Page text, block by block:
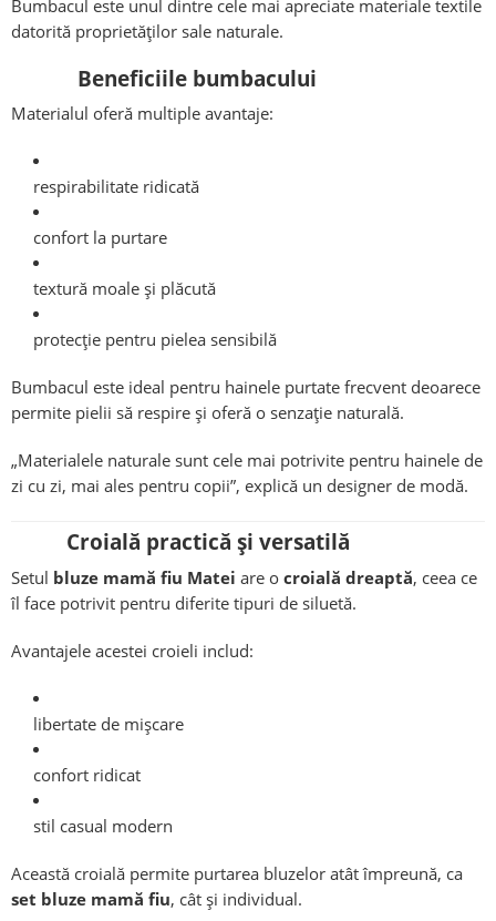
Bumbacul este unul dintre cele mai apreciate materiale textile
datorită proprietăților sale naturale.
Beneficiile bumbacului
Materialul oferă multiple avantaje:
respirabilitate ridicată
confort la purtare
textură moale și plăcută
protecție pentru pielea sensibilă
Bumbacul este ideal pentru hainele purtate frecvent deoarece
permite pielii să respire și oferă o senzație naturală.
„Materialele naturale sunt cele mai potrivite pentru hainele de
zi cu zi, mai ales pentru copii”, explică un designer de modă.
Croială practică și versatilă
Setul bluze mamă fiu Matei are o croială dreaptă, ceea ce
îl face potrivit pentru diferite tipuri de siluetă.
Avantajele acestei croieli includ:
libertate de mișcare
confort ridicat
stil casual modern
Această croială permite purtarea bluzelor atât împreună, ca
set bluze mamă fiu, cât și individual.